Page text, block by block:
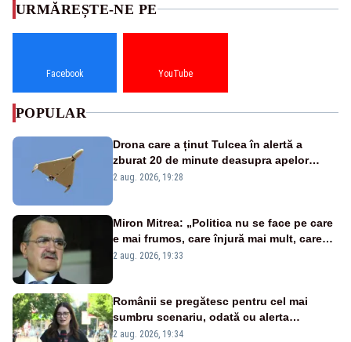
URMĂREȘTE-NE PE
Facebook YouTube
POPULAR
Drona care a ținut Tulcea în alertă a
zburat 20 de minute deasupra apelor
României. Au fost ridicate două F-16
2 aug. 2026, 19:28
Miron Mitrea: „Politica nu se face pe care
e mai frumos, care înjură mai mult, care
țipă mai tare, ci pe proiecte”
2 aug. 2026, 19:33
Românii se pregătesc pentru cel mai
sumbru scenariu, odată cu alerta
energetică
2 aug. 2026, 19:34